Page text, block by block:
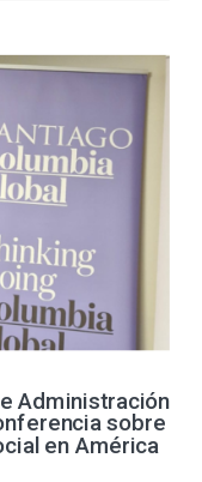
Administración
sobre
en América